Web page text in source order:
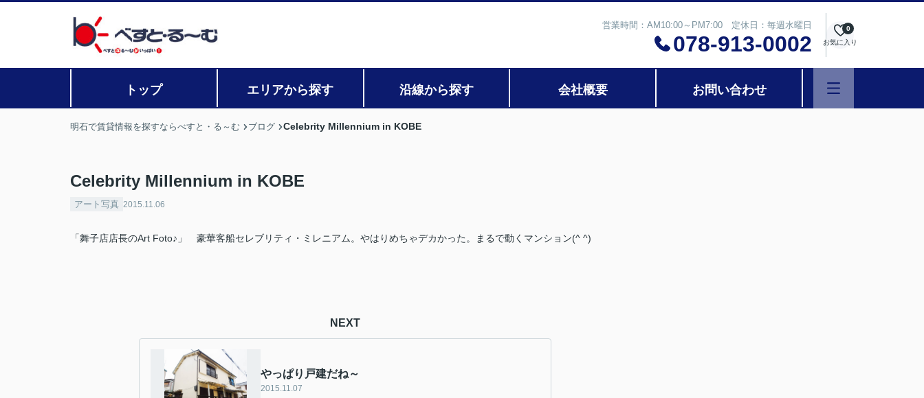
営業時間：AM10:00～PM7:00 定休日：毎週水曜日
078-913-0002 お気に入り
0
トップ エリアから探す 沿線から探す 会社概要 お問い合わせ
明石で賃貸情報を探すならべすと・る～む ブログ Celebrity Millennium in KOBE
Celebrity Millennium in KOBE
アート写真 2015.11.06
「舞子店店長のArt Foto♪」 豪華客船セレブリティ・ミレニアム。やはりめちゃデカかった。まるで動くマンション(^ ^)
NEXT
やっぱり戸建だね～
2015.11.07